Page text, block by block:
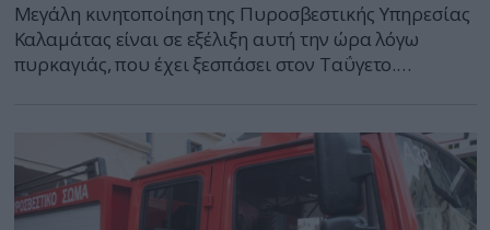
Μεγάλη κινητοποίηση της Πυροσβεστικής Υπηρεσίας
Καλαμάτας είναι σε εξέλιξη αυτή την ώρα λόγω
πυρκαγιάς, που έχει ξεσπάσει στον Ταΰγετο.